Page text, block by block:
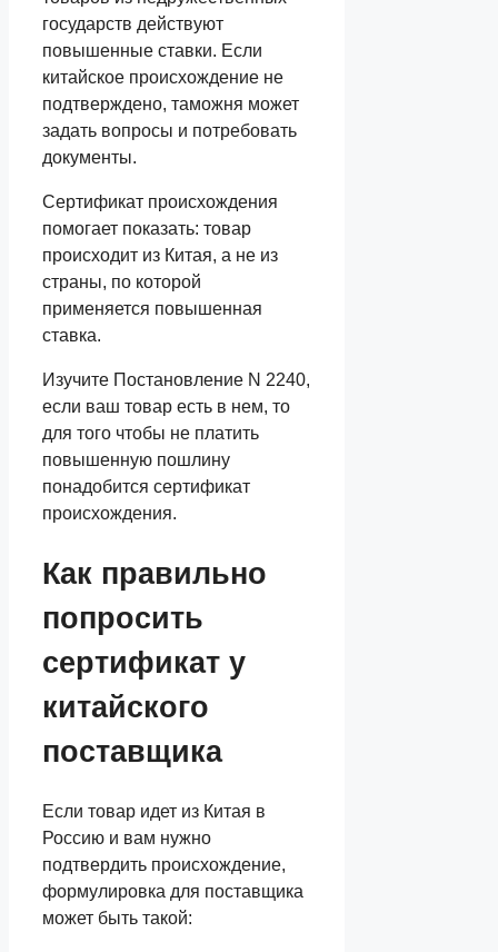
государств действуют
повышенные ставки. Если
китайское происхождение не
подтверждено, таможня может
задать вопросы и потребовать
документы.
Сертификат происхождения
помогает показать: товар
происходит из Китая, а не из
страны, по которой
применяется повышенная
ставка.
Изучите Постановление N 2240,
если ваш товар есть в нем, то
для того чтобы не платить
повышенную пошлину
понадобится сертификат
происхождения.
Как правильно
попросить
сертификат у
китайского
поставщика
Если товар идет из Китая в
Россию и вам нужно
подтвердить происхождение,
формулировка для поставщика
может быть такой: